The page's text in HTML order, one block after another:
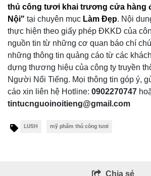
thủ công tươi khai trương cửa hàng
Nội" tại chuyên mục Làm Đẹp. Nội
thực hiện theo giấy phép ĐKKD của
nguồn tin từ những cơ quan báo chí
những thông tin quảng cáo từ các
dựng thương hiệu của công ty truyền
Người Nổi Tiếng. Mọi thông tin góp ý,
cáo xin liên hệ Hotline: 0902270747
tintucnguoinoitieng@gmail.com
LUSH mỹ phẩm thủ công tươi
Chia sẻ